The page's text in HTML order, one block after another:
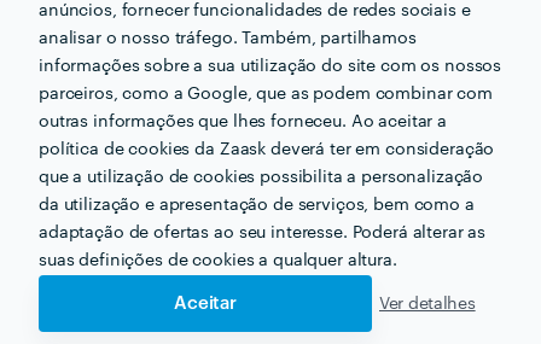
anúncios, fornecer funcionalidades de redes sociais e
analisar o nosso tráfego. Também, partilhamos
informações sobre a sua utilização do site com os nossos
parceiros, como a Google, que as podem combinar com
outras informações que lhes forneceu. Ao aceitar a
política de cookies da Zaask deverá ter em consideração
que a utilização de cookies possibilita a personalização
da utilização e apresentação de serviços, bem como a
adaptação de ofertas ao seu interesse. Poderá alterar as
suas definições de cookies a qualquer altura.
Aceitar Ver detalhes
PERGUNTAS E RESPOSTAS
Em que informações deve um ou uma cliente pensar